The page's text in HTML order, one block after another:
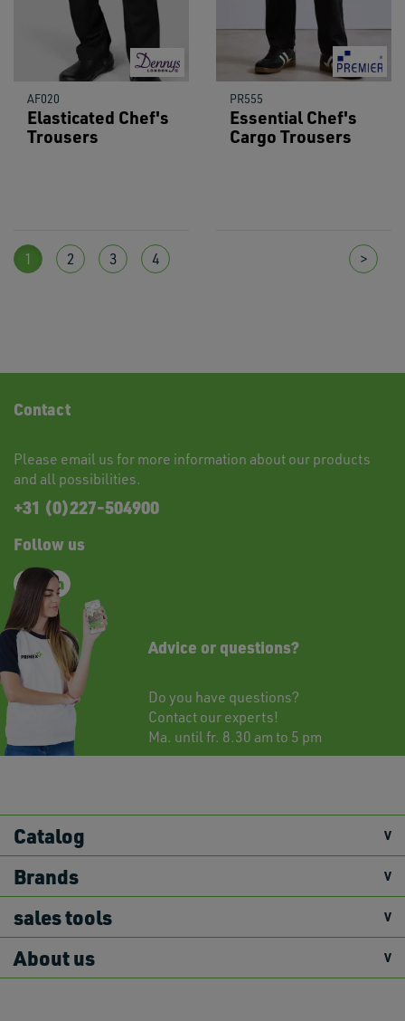
AF020
Elasticated Chef's
Trousers
PR555
Essential Chef's
Cargo Trousers
1 2 3 4 >
Contact
Please email us for more information about our products
and all possibilities.
+31 (0)227-504900
Follow us
Advice or questions?
Do you have questions?
Contact our experts!
Ma. until fr. 8.30 am to 5 pm
Catalog
Brands
sales tools
About us